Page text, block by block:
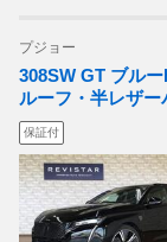
プジョー
308SW GT ブル
ルーフ・半レザー
保証付